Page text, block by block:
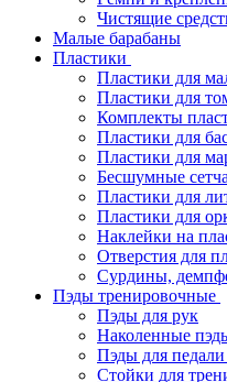
Чистящие
Малые барабаны
Пластики
Пластики для
Пластики для
Комплекты
Пластики для
Пластики для
Бесшумные
Пластики для
Пластики для
Наклейки на
Отверстия для
Сурдины,
Пэды тренировочные
Пэды для рук
Наколенные
Пэды для педали
Стойки для